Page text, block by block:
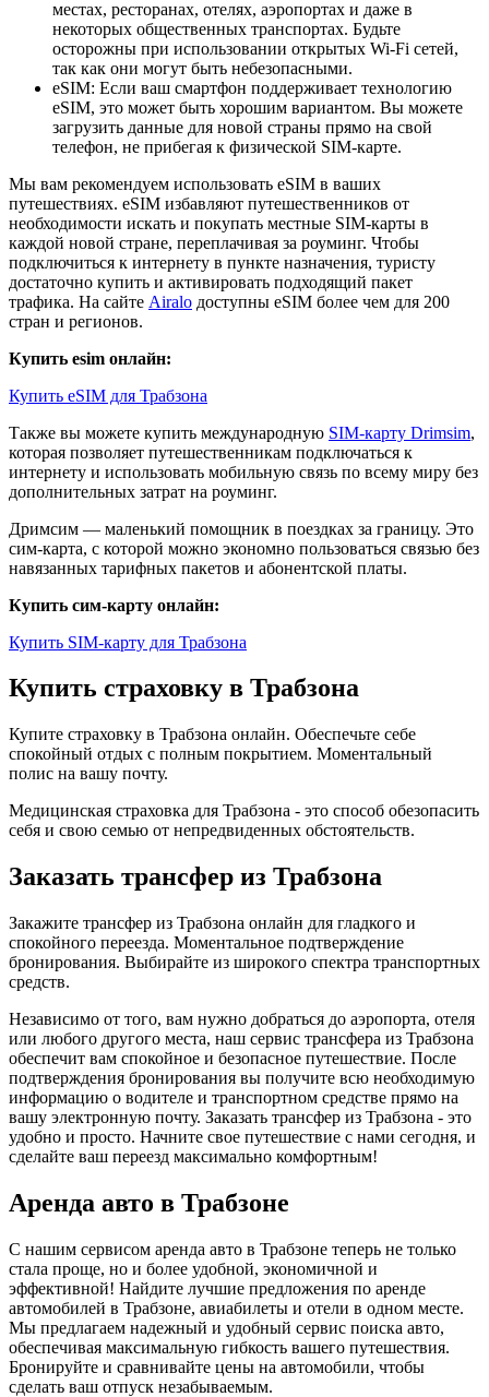
местах, ресторанах, отелях, аэропортах и даже в
некоторых общественных транспортах. Будьте
осторожны при использовании открытых Wi-Fi сетей,
так как они могут быть небезопасными.
eSIM: Если ваш смартфон поддерживает технологию
eSIM, это может быть хорошим вариантом. Вы можете
загрузить данные для новой страны прямо на свой
телефон, не прибегая к физической SIM-карте.
Мы вам рекомендуем использовать eSIM в ваших
путешествиях. eSIM избавляют путешественников от
необходимости искать и покупать местные SIM-карты в
каждой новой стране, переплачивая за роуминг. Чтобы
подключиться к интернету в пункте назначения, туристу
достаточно купить и активировать подходящий пакет
трафика. На сайте Airalo доступны eSIM более чем для 200
стран и регионов.
Купить esim онлайн:
Купить eSIM для Трабзона
Также вы можете купить международную SIM-карту Drimsim,
которая позволяет путешественникам подключаться к
интернету и использовать мобильную связь по всему миру без
дополнительных затрат на роуминг.
Дримсим — маленький помощник в поездках за границу. Это
сим-карта, с которой можно экономно пользоваться связью без
навязанных тарифных пакетов и абонентской платы.
Купить сим-карту онлайн:
Купить SIM-карту для Трабзона
Купить страховку в Трабзона
Купите страховку в Трабзона онлайн. Обеспечьте себе
спокойный отдых с полным покрытием. Моментальный
полис на вашу почту.
Медицинская страховка для Трабзона - это способ обезопасить
себя и свою семью от непредвиденных обстоятельств.
Заказать трансфер из Трабзона
Закажите трансфер из Трабзона онлайн для гладкого и
спокойного переезда. Моментальное подтверждение
бронирования. Выбирайте из широкого спектра транспортных
средств.
Независимо от того, вам нужно добраться до аэропорта, отеля
или любого другого места, наш сервис трансфера из Трабзона
обеспечит вам спокойное и безопасное путешествие. После
подтверждения бронирования вы получите всю необходимую
информацию о водителе и транспортном средстве прямо на
вашу электронную почту. Заказать трансфер из Трабзона - это
удобно и просто. Начните свое путешествие с нами сегодня, и
сделайте ваш переезд максимально комфортным!
Аренда авто в Трабзоне
С нашим сервисом аренда авто в Трабзоне теперь не только
стала проще, но и более удобной, экономичной и
эффективной! Найдите лучшие предложения по аренде
автомобилей в Трабзоне, авиабилеты и отели в одном месте.
Мы предлагаем надежный и удобный сервис поиска авто,
обеспечивая максимальную гибкость вашего путешествия.
Бронируйте и сравнивайте цены на автомобили, чтобы
сделать ваш отпуск незабываемым.